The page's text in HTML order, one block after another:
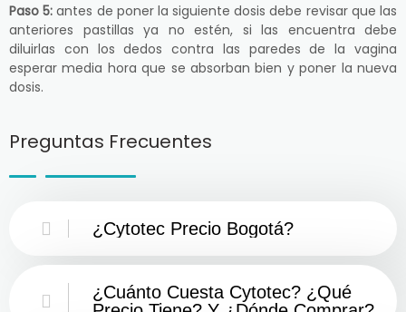
Paso 5: antes de poner la siguiente dosis debe revisar que las
anteriores pastillas ya no estén, si las encuentra debe
diluirlas con los dedos contra las paredes de la vagina
esperar media hora que se absorban bien y poner la nueva
dosis.
Preguntas Frecuentes
¿Cytotec Precio Bogotá?
¿Cuánto Cuesta Cytotec? ¿Qué